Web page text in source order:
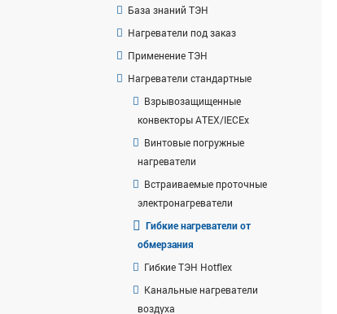
База знаний ТЭН
Нагреватели под заказ
Применение ТЭН
Нагреватели стандартные
Взрывозащищенные
конвекторы ATEX/IECEx
Винтовые погружные
нагреватели
Встраиваемые проточные
электронагреватели
Гибкие нагреватели от
обмерзания
Гибкие ТЭН Hotflex
Канальные нагреватели
воздуха